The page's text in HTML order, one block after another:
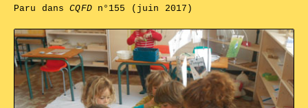
Paru dansCQFDn°155 (juin 2017)